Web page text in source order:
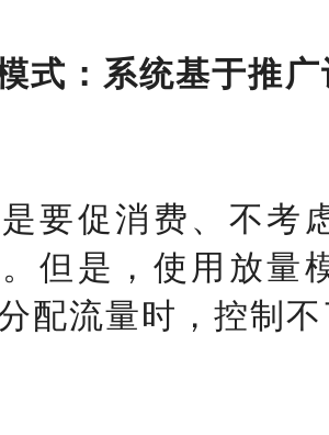
式：系统基于推
要促消费、不考
但是，使用放量
配流量时，控制